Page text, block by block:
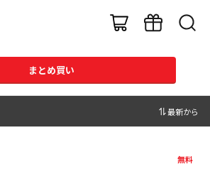
まとめ買い
最新から
無料